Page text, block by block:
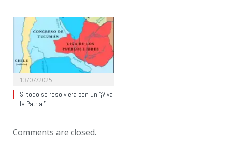
13/07/2025
Si todo se resolviera con un “¡Viva
la Patria!”…
Comments are closed.